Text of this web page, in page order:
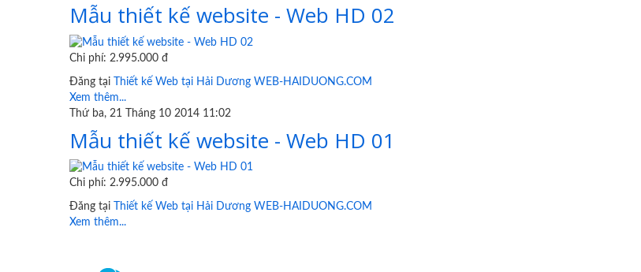
Mẫu thiết kế website - Web HD 02
Chi phí: 2.995.000 đ
Đăng tại
Thiết kế Web tại Hải Dương WEB-HAIDUONG.COM
Xem thêm...
Thứ ba, 21 Tháng 10 2014 11:02
Mẫu thiết kế website - Web HD 01
Chi phí: 2.995.000 đ
Đăng tại
Thiết kế Web tại Hải Dương WEB-HAIDUONG.COM
Xem thêm...